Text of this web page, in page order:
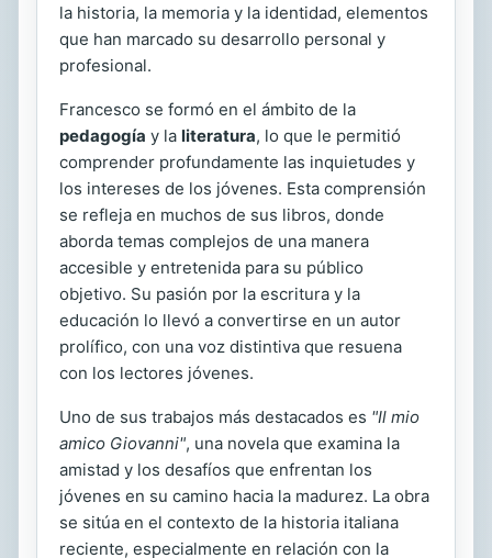
la historia, la memoria y la identidad, elementos
que han marcado su desarrollo personal y
profesional.
Francesco se formó en el ámbito de la
pedagogía y la literatura, lo que le permitió
comprender profundamente las inquietudes y
los intereses de los jóvenes. Esta comprensión
se refleja en muchos de sus libros, donde
aborda temas complejos de una manera
accesible y entretenida para su público
objetivo. Su pasión por la escritura y la
educación lo llevó a convertirse en un autor
prolífico, con una voz distintiva que resuena
con los lectores jóvenes.
Uno de sus trabajos más destacados es "Il mio
amico Giovanni", una novela que examina la
amistad y los desafíos que enfrentan los
jóvenes en su camino hacia la madurez. La obra
se sitúa en el contexto de la historia italiana
reciente, especialmente en relación con la